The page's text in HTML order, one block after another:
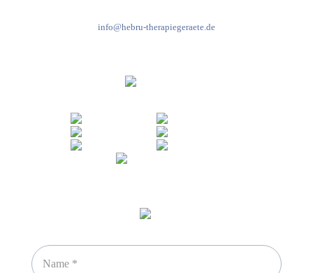
info@hebru-therapiegeraete.de